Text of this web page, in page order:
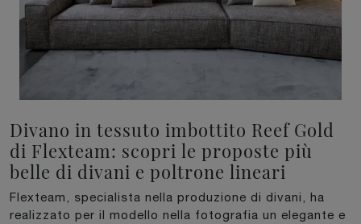
Divano in tessuto imbottito Reef Gold
di Flexteam: scopri le proposte più
belle di divani e poltrone lineari
Flexteam, specialista nella produzione di divani, ha
realizzato per il modello nella fotografia un elegante e